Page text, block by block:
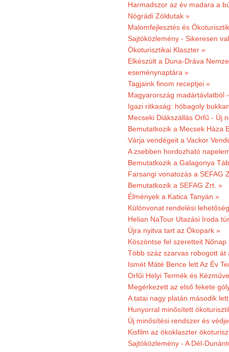
Harmadszor az év madara a
Nógrádi Zöldutak »
Malomfejlesztés és
Sajtóközlemény - Sikeresen
Ökoturisztikai Klaszter »
Elkészült a Duna-Dráva
eseménynaptára »
Tagjaink finom receptjei »
Magyarország madártávlatból
Igazi ritkaság: hóbagoly
Mecseki Diákszállás Orfű - Új
Bemutatkozik a Mecsek Háza
Várja vendégeit a Vackor
A zsebben hordozható
Bemutatkozik a Galagonya
Farsangi vonatozás a SEFAG
Bemutatkozik a SEFAG Zrt. »
Élmények a Katica Tanyán »
Különvonat rendelési
Helian NaTour Utazási Iroda
Újra nyitva tart az Ökopark »
Köszöntse fel szeretteit
Több száz szarvas robogott át
Ismét Máté Bence lett Az Év
Orfűi Helyi Termék és
Megérkezett az első fekete
A tatai nagy platán második
Hunyorral minősített
Új minősítési rendszer és
Kisfilm az ökoklaszter
Sajtóközlemény - A Dél-